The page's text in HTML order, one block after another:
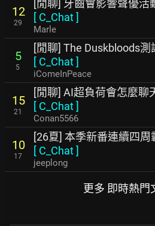
12
29
[閒聊] 牙齒會影響聲優活
[ C_Chat]
Marle
5
5
[閒聊] The Duskbloods測
[ C_Chat]
iComeInPeace
15
21
[閒聊] AI超負荷會怎麼聊
[ C_Chat]
Conan5566
10
17
[26夏] 本季新番連續四周
[ C_Chat]
jeeplong
更多 即時熱門